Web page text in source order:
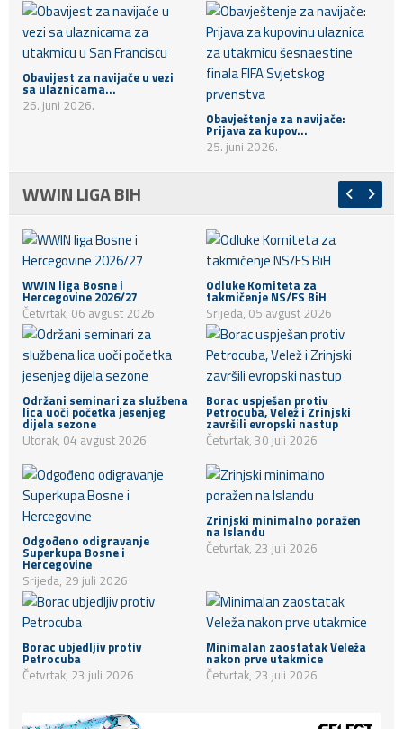
Obavijest za navijače u vezi
sa ulaznicama...
26. juni 2026.
Obavještenje za navijače:
Prijava za kupov...
25. juni 2026.
WWIN LIGA BIH
WWIN liga Bosne i
Hercegovine 2026/27
Četvrtak, 06 avgust 2026
Odluke Komiteta za
takmičenje NS/FS BiH
Srijeda, 05 avgust 2026
Održani seminari za službena
lica uoči početka jesenjeg
dijela sezone
Utorak, 04 avgust 2026
Borac uspješan protiv
Petrocuba, Velež i Zrinjski
završili evropski nastup
Četvrtak, 30 juli 2026
Odgođeno odigravanje
Superkupa Bosne i
Hercegovine
Srijeda, 29 juli 2026
Zrinjski minimalno poražen
na Islandu
Četvrtak, 23 juli 2026
Borac ubjedljiv protiv
Petrocuba
Četvrtak, 23 juli 2026
Minimalan zaostatak Veleža
nakon prve utakmice
Četvrtak, 23 juli 2026